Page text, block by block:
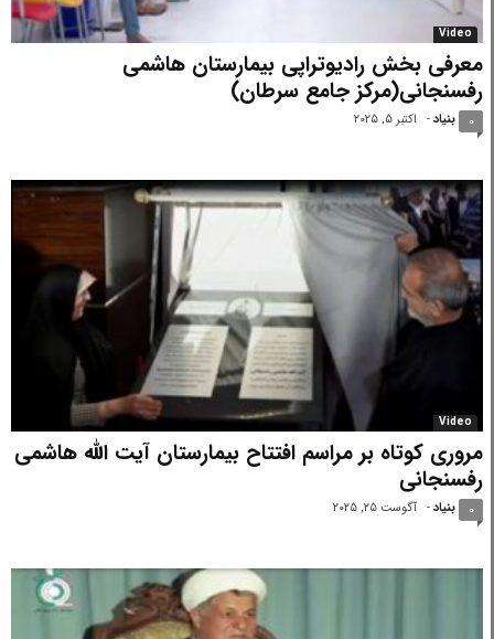
Video
معرفی بخش رادیوتراپی بیمارستان هاشمی
رفسنجانی(مرکز جامع سرطان)
بنیاد - اکتبر 5, 2025 0
Video
مروری کوتاه بر مراسم افتتاح بیمارستان آیت الله هاشمی‌
رفسنجانی
بنیاد - آگوست 25, 2025 0